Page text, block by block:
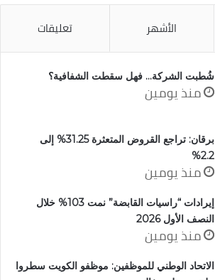
الأشهر تعليقات
شُطبت الشركة… فهل سقطت الشفافية؟
منذ يومين
برقان: تراجع القروض المتعثرة 31.25% إلى
2.2%
منذ يومين
إيرادات “راسيات القابضة” نمت 103% خلال
النصف الأول 2026
منذ يومين
الاتحاد الوطني للموظفين: موظفو الكويت سطروا